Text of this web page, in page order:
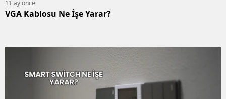
11 ay önce
VGA Kablosu Ne İşe Yarar?